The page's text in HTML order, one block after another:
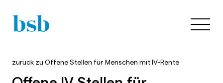
zurück zu Offene Stellen für Menschen mit IV-Rente